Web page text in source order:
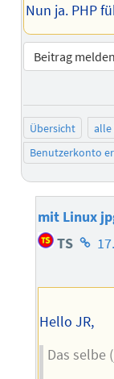
Nun ja. PHP
Beitrag melden
Übersicht alle
Benutzerkonto
mit Linux
TS
Hello JR,
Das selbe